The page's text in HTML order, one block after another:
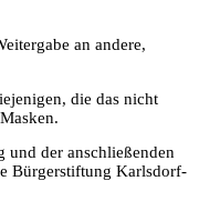
an andere,
die das nicht
der anschließenden
Bürgerstiftung Karlsdorf-